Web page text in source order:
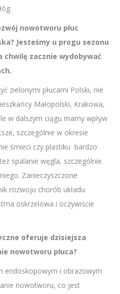
nowotworu płuc
Jesteśmy u progu sezonu
chwilę zacznie wydobywać
zielonymi płucami Polski, nie
Małopolski, Krakowa,
w dalszym ciągu mamy wpływ
szczególnie w okresie
śmieci czy plastiku bardzo
spalanie węgla, szczególnie
Zanieczyszczone
rozwoju chorób układu
oskrzelowa i oczywiście
oferuje dzisiejsza
nowotworu płuca?
endoskopowym i obrazowym
nowotworu, co jest